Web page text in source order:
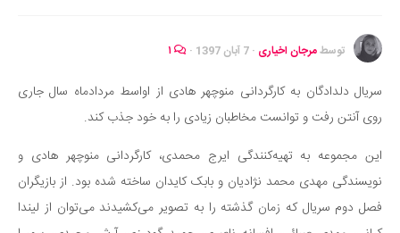
موفقیت و مهارت‌های فردی
تغذیه سالم
بیماری و درمان
کودک و مادر
ورزش و تندرستی
توسطمرجان اخیاری · 7 آبان 1397 ·
سریال دلدادگان به کارگردانی منوچهر هادی از اواسط مردادماه سال جاری
روی آنتن رفت و توانست مخاطبان زیادی را به خود جذب کند.
این مجموعه به تهیه‌کنندگی ایرج محمدی، کارگردانی منوچهر هادی و
نویسندگی مهدی محمد نژادیان و بابک کایدان ساخته شده بود. از بازیگران
فصل دوم سریال که زمان گذشته را به تصویر می‌کشیدند می‌توان از لیندا